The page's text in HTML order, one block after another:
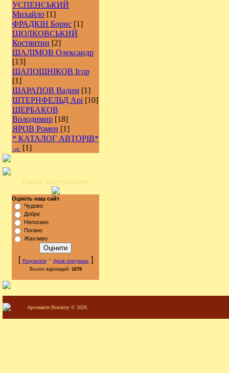
УСПЕНСЬКИЙ
Михайло [1]
ФРАДКІН Борис [1]
ЦІОЛКОВСЬКИЙ
Костянтин [2]
ШАЛІМОВ Олександр
[13]
ШАПОШНІКОВ Ігор
[1]
ШАРАПОВ Вадим [1]
ШТЕРНФЕЛЬД Арі [10]
ЩЕРБАКОВ
Володимир [18]
ЯРОВ Ромен [1]
* КАТАЛОГ АВТОРІВ*
→ [1]
Оцініть наш сайт
Чудово
Добре
Непогано
Погано
Жахливо
[ Результати· Архів опитувань]
Всього відповідей: 1678
Аргонавти Всесвіту © 2026